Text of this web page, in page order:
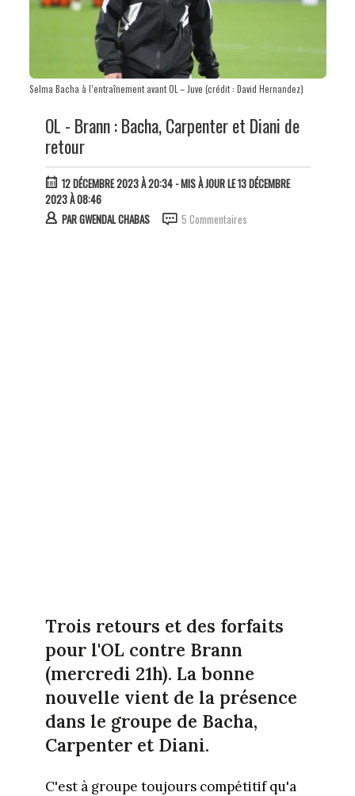
Selma Bacha à l’entraînement avant OL – Juve (crédit : David Hernandez)
OL - Brann : Bacha, Carpenter et Diani de
retour
12 DÉCEMBRE 2023 À 20:34- MIS À JOUR LE 13 DÉCEMBRE
2023 À 08:46
PARGWENDAL CHABAS 5 Commentaires
Trois retours et des forfaits
pour l'OL contre Brann
(mercredi 21h). La bonne
nouvelle vient de la présence
dans le groupe de Bacha,
Carpenter et Diani.
C'est à groupe toujours compétitif qu'a